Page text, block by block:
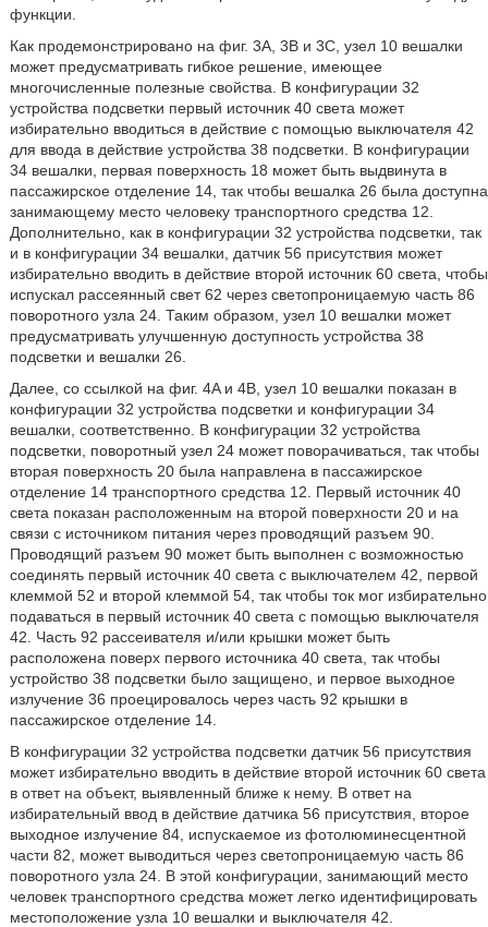
функции.
Как продемонстрировано на фиг. 3A, 3B и 3C, узел 10 вешалки
может предусматривать гибкое решение, имеющее
многочисленные полезные свойства. В конфигурации 32
устройства подсветки первый источник 40 света может
избирательно вводиться в действие с помощью выключателя 42
для ввода в действие устройства 38 подсветки. В конфигурации
34 вешалки, первая поверхность 18 может быть выдвинута в
пассажирское отделение 14, так чтобы вешалка 26 была доступна
занимающему место человеку транспортного средства 12.
Дополнительно, как в конфигурации 32 устройства подсветки, так
и в конфигурации 34 вешалки, датчик 56 присутствия может
избирательно вводить в действие второй источник 60 света, чтобы
испускал рассеянный свет 62 через светопроницаемую часть 86
поворотного узла 24. Таким образом, узел 10 вешалки может
предусматривать улучшенную доступность устройства 38
подсветки и вешалки 26.
Далее, со ссылкой на фиг. 4A и 4B, узел 10 вешалки показан в
конфигурации 32 устройства подсветки и конфигурации 34
вешалки, соответственно. В конфигурации 32 устройства
подсветки, поворотный узел 24 может поворачиваться, так чтобы
вторая поверхность 20 была направлена в пассажирское
отделение 14 транспортного средства 12. Первый источник 40
света показан расположенным на второй поверхности 20 и на
связи с источником питания через проводящий разъем 90.
Проводящий разъем 90 может быть выполнен с возможностью
соединять первый источник 40 света с выключателем 42, первой
клеммой 52 и второй клеммой 54, так чтобы ток мог избирательно
подаваться в первый источник 40 света с помощью выключателя
42. Часть 92 рассеивателя и/или крышки может быть
расположена поверх первого источника 40 света, так чтобы
устройство 38 подсветки было защищено, и первое выходное
излучение 36 проецировалось через часть 92 крышки в
пассажирское отделение 14.
В конфигурации 32 устройства подсветки датчик 56 присутствия
может избирательно вводить в действие второй источник 60 света
в ответ на объект, выявленный ближе к нему. В ответ на
избирательный ввод в действие датчика 56 присутствия, второе
выходное излучение 84, испускаемое из фотолюминесцентной
части 82, может выводиться через светопроницаемую часть 86
поворотного узла 24. В этой конфигурации, занимающий место
человек транспортного средства может легко идентифицировать
местоположение узла 10 вешалки и выключателя 42.